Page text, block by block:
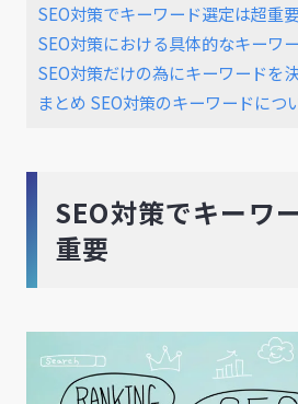
SEO対策でキーワード選定は超重
SEO対策における具体的なキーワ
SEO対策だけの為にキーワードを
まとめ SEO対策のキーワードにつ
SEO対策でキーワ
重要